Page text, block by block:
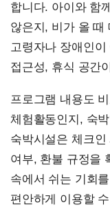
합니다. 아이와 함
않은지, 비가 올 때
고령자나 장애인
접근성, 휴식 공간
프로그램 내용도
체험활동인지, 숙
숙박시설은 체크
여부, 환불 규정을
속에서 쉬는 기회
편안하게 이용할